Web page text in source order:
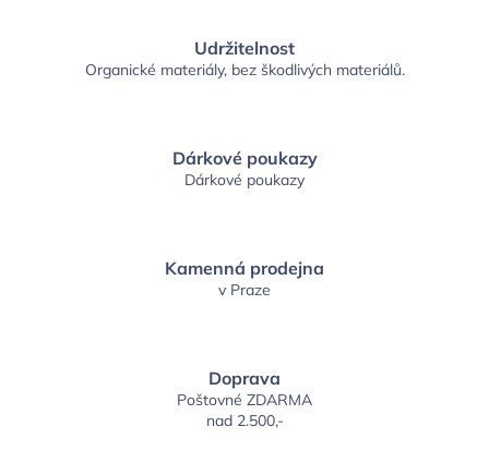
Udržitelnost
Organické materiály, bez škodlivých materiálů.
Dárkové poukazy
Dárkové poukazy
Kamenná prodejna
v Praze
Doprava
Poštovné ZDARMA
nad 2.500,-